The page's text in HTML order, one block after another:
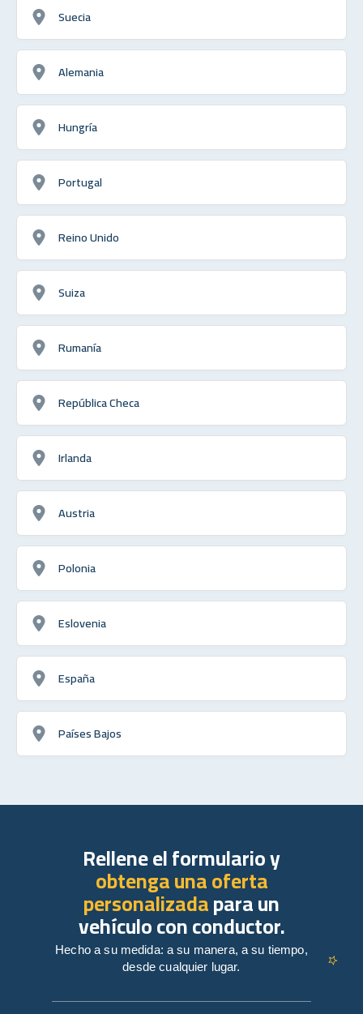
Suecia
Alemania
Hungría
Portugal
Reino Unido
Suiza
Rumanía
República Checa
Irlanda
Austria
Polonia
Eslovenia
España
Países Bajos
Rellene el formulario y
obtenga una oferta
personalizadapara un
vehículo con conductor.
Hecho a su medida: a su manera, a su tiempo,
desde cualquier lugar.